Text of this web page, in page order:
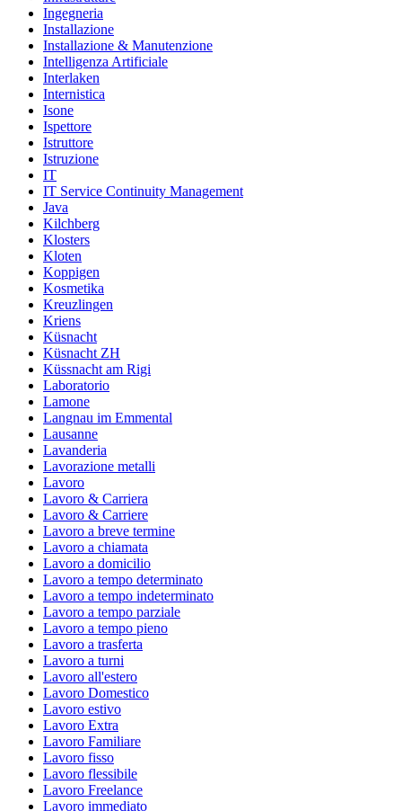
Ingegneria
Installazione
Installazione & Manutenzione
Intelligenza Artificiale
Interlaken
Internistica
Isone
Ispettore
Istruttore
Istruzione
IT
IT Service Continuity Management
Java
Kilchberg
Klosters
Kloten
Koppigen
Kosmetika
Kreuzlingen
Kriens
Küsnacht
Küsnacht ZH
Küssnacht am Rigi
Laboratorio
Lamone
Langnau im Emmental
Lausanne
Lavanderia
Lavorazione metalli
Lavoro
Lavoro & Carriera
Lavoro & Carriere
Lavoro a breve termine
Lavoro a chiamata
Lavoro a domicilio
Lavoro a tempo determinato
Lavoro a tempo indeterminato
Lavoro a tempo parziale
Lavoro a tempo pieno
Lavoro a trasferta
Lavoro a turni
Lavoro all'estero
Lavoro Domestico
Lavoro estivo
Lavoro Extra
Lavoro Familiare
Lavoro fisso
Lavoro flessibile
Lavoro Freelance
Lavoro immediato